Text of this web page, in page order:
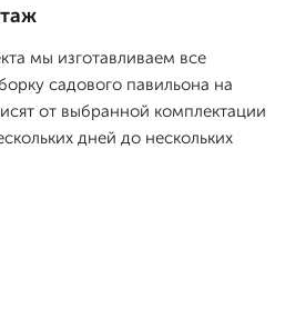
мы изготавливаем все
садового павильона на
от выбранной комплектации
дней до нескольких